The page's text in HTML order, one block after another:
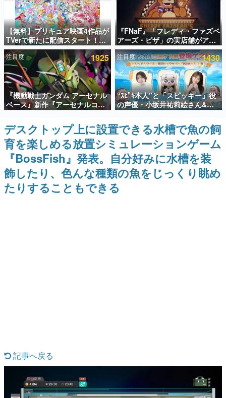
電ファミのいま読まれている記事ランキング
アプリセール情報
インタビュー
連載・特集一覧
殿堂入り記事
SNS拡散数が数千以上！ ページビュー数万以上！ などな
ど。多くの人々に読まれた、電ファミ渾身の“殿堂入り”記
事をまとめました。
ゲームの企画書
名作ゲームクリエイターの方々に製作時のエピソードをお
聞きし、ヒットする企画（ゲーム）とは何か？を探ってい
きます。
赫本
この物語を解いてはいけない。『赫本』は、〈試験問題〉
の形をした短編ホラー小説集です。
なんでゲームは面白い？
ゲーム開発者・hamatsu氏がゲームの魅力を画面や操作の
具体的な形から解き明かしていく、硬派で骨太な評論連載
です。
【無料】プリキュア映画4作品が
TVerで新たに配信スタート！な
んと2018年～2024年の映画ほぼ
すべてが見放題に、ぶっちゃけ
ありえないラインナップ
『FNaF』「フレディ・ファズベ
アーズ・ピザ」の実店舗がアメ
リカの商業施設「American
Dream」に2027年オープン！
ScottGamesとの共同開発、食
事だけでなくステージショーや
没入型のホラー体験も楽しめる
注目度 1925
『機動戦士ガンダム アーセナル
ベース』新作『アーセナルコマ
ンダー』発表！8月28日からオ
ープンベータテスト開催、2027
年2月下旬に稼働予定
注目度 1430
“ｽﾋﾟｷ本人”と「スピッキー」役
の声優・小坂井祐莉絵さん&パ
ク・シユンさんが集結。コミケ
108『トリッカル』ブースの登
場ゲストが発表
デスクトップ上に設置できる水槽で魚の飼
育を楽しめる放置シミュレーションゲーム
『BossFish』発表。自分好みに水槽を装
飾したり、色んな種類の魚をじっくり眺め
たりすることもできる
記事へ戻る